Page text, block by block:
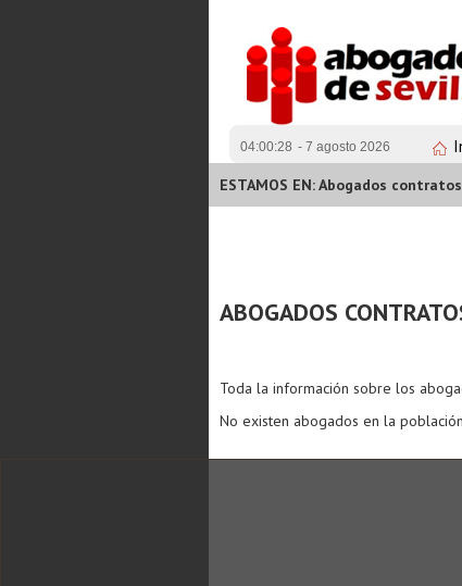
04:00:28 - 7 agosto 2026
ESTAMOS EN: Abogados
ABOGADOS
Toda la información sobre los
No existen abogados en la